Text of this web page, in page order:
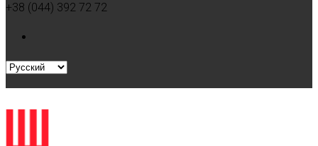
+38 (044) 392 72 72